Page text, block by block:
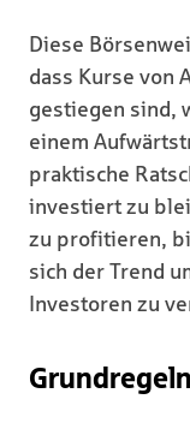
Diese
dass Kurse von
gestiegen sind,
einem
praktische
investiert zu
zu profitieren,
sich der Trend
Investoren zu
Grundregeln